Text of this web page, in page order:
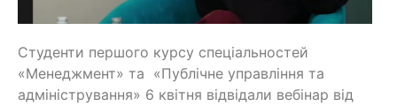
Студенти першого курсу спеціальностей
«Менеджмент» та «Публічне управління та
адміністрування» 6 квітня відвідали вебінар від